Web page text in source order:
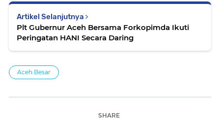
Artikel Selanjutnya
Plt Gubernur Aceh Bersama Forkopimda Ikuti
Peringatan HANI Secara Daring
Aceh Besar
SHARE